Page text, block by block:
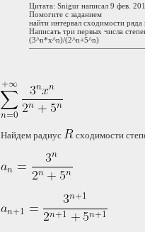
Цитата: Snigur написал 9 фев.
Помогите с заданием
найти интервал сходимости ряда
Написать три первых числа
(3^n*х^n)/(2^n+5^n)
Найдем радиус сходимости